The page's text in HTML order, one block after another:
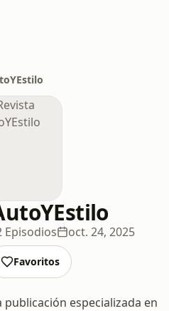
Episodios oct. 24, 2025
Favoritos
publicación especializada en